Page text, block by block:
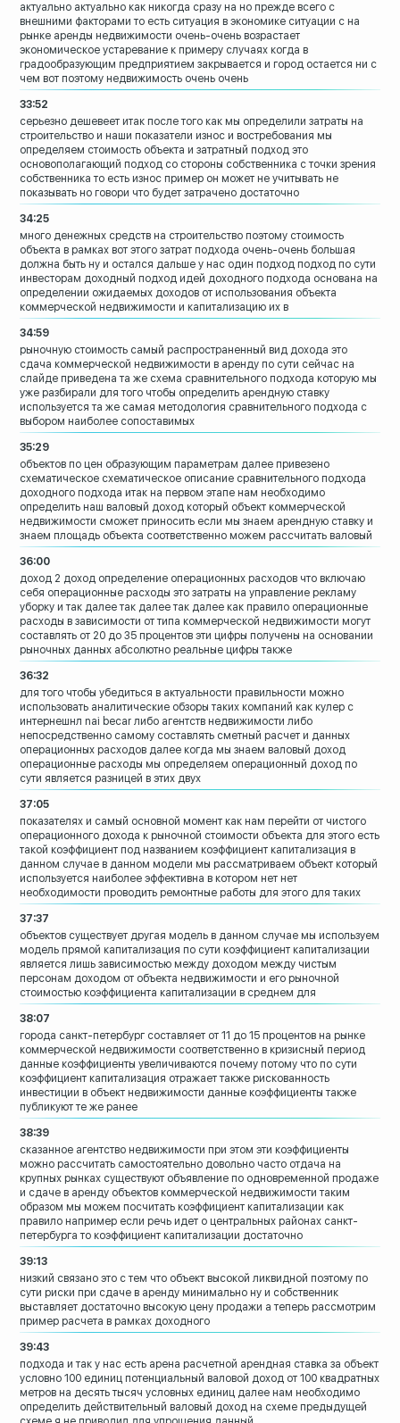
актуально актуально как никогда сразу на но прежде всего с
внешними факторами то есть ситуация в экономике ситуации с на
рынке аренды недвижимости очень-очень возрастает
экономическое устаревание к примеру случаях когда в
градообразующим предприятием закрывается и город остается ни с
чем вот поэтому недвижимость очень очень
33:52
серьезно дешевеет итак после того как мы определили затраты на
строительство и наши показатели износ и востребования мы
определяем стоимость объекта и затратный подход это
основополагающий подход со стороны собственника с точки зрения
собственника то есть износ пример он может не учитывать не
показывать но говори что будет затрачено достаточно
34:25
много денежных средств на строительство поэтому стоимость
объекта в рамках вот этого затрат подхода очень-очень большая
должна быть ну и остался дальше у нас один подход подход по сути
инвесторам доходный подход идей доходного подхода основана на
определении ожидаемых доходов от использования объекта
коммерческой недвижимости и капитализацию их в
34:59
рыночную стоимость самый распространенный вид дохода это
сдача коммерческой недвижимости в аренду по сути сейчас на
слайде приведена та же схема сравнительного подхода которую мы
уже разбирали для того чтобы определить арендную ставку
используется та же самая методология сравнительного подхода с
выбором наиболее сопоставимых
35:29
объектов по цен образующим параметрам далее привезено
схематическое схематическое описание сравнительного подхода
доходного подхода итак на первом этапе нам необходимо
определить наш валовый доход который объект коммерческой
недвижимости сможет приносить если мы знаем арендную ставку и
знаем площадь объекта соответственно можем рассчитать валовый
36:00
доход 2 доход определение операционных расходов что включаю
себя операционные расходы это затраты на управление рекламу
уборку и так далее так далее так далее как правило операционные
расходы в зависимости от типа коммерческой недвижимости могут
составлять от 20 до 35 процентов эти цифры получены на основании
рыночных данных абсолютно реальные цифры также
36:32
для того чтобы убедиться в актуальности правильности можно
использовать аналитические обзоры таких компаний как кулер с
интернешнл nai becar либо агентств недвижимости либо
непосредственно самому составлять сметный расчет и данных
операционных расходов далее когда мы знаем валовый доход
операционные расходы мы определяем операционный доход по
сути является разницей в этих двух
37:05
показателях и самый основной момент как нам перейти от чистого
операционного дохода к рыночной стоимости объекта для этого есть
такой коэффициент под названием коэффициент капитализация в
данном случае в данном модели мы рассматриваем объект который
используется наиболее эффективна в котором нет нет
необходимости проводить ремонтные работы для этого для таких
37:37
объектов существует другая модель в данном случае мы используем
модель прямой капитализация по сути коэффициент капитализации
является лишь зависимостью между доходом между чистым
персонам доходом от объекта недвижимости и его рыночной
стоимостью коэффициента капитализации в среднем для
38:07
города санкт-петербург составляет от 11 до 15 процентов на рынке
коммерческой недвижимости соответственно в кризисный период
данные коэффициенты увеличиваются почему потому что по сути
коэффициент капитализация отражает также рискованность
инвестиции в объект недвижимости данные коэффициенты также
публикуют те же ранее
38:39
сказанное агентство недвижимости при этом эти коэффициенты
можно рассчитать самостоятельно довольно часто отдача на
крупных рынках существуют объявление по одновременной продаже
и сдаче в аренду объектов коммерческой недвижимости таким
образом мы можем посчитать коэффициент капитализации как
правило например если речь идет о центральных районах санкт-
петербурга то коэффициент капитализации достаточно
39:13
низкий связано это с тем что объект высокой ликвидной поэтому по
сути риски при сдаче в аренду минимально ну и собственник
выставляет достаточно высокую цену продажи а теперь рассмотрим
пример расчета в рамках доходного
39:43
подхода и так у нас есть арена расчетной арендная ставка за объект
условно 100 единиц потенциальный валовой доход от 100 квадратных
метров на десять тысяч условных единиц далее нам необходимо
определить действительный валовый доход на схеме предыдущей